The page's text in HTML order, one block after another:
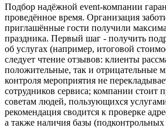
Подбор надёжной event-компании
проведённое время. Организация
приглашённые гости получили
праздника. Первый шаг - получить
об услугах (например, итоговой
следует чтение отзывов: клиенты
положительные, так и отрицательные
контроля мероприятия не
сотрудников сервиса; компании стоит
советам людей, пользующихся
рекомендация сводится к проверке
а также наличия базы